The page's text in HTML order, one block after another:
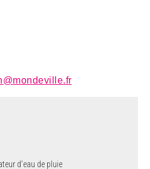
d’eau de pluie